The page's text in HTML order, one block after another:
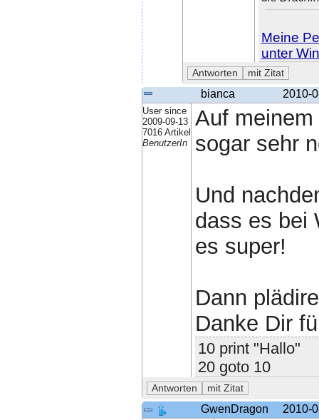
Meine
unter
bianca 2010-
User since
2009-09-13
7016 Artikel
BenutzerIn
Auf
sogar sehr
Und
dass es bei
es super!
Dann
Danke Dir
10 print "Hallo"
20 goto 10
GwenDragon 2010-